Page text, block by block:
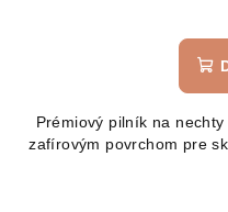
Prémiový pilník na
zafírovým povrchom pre